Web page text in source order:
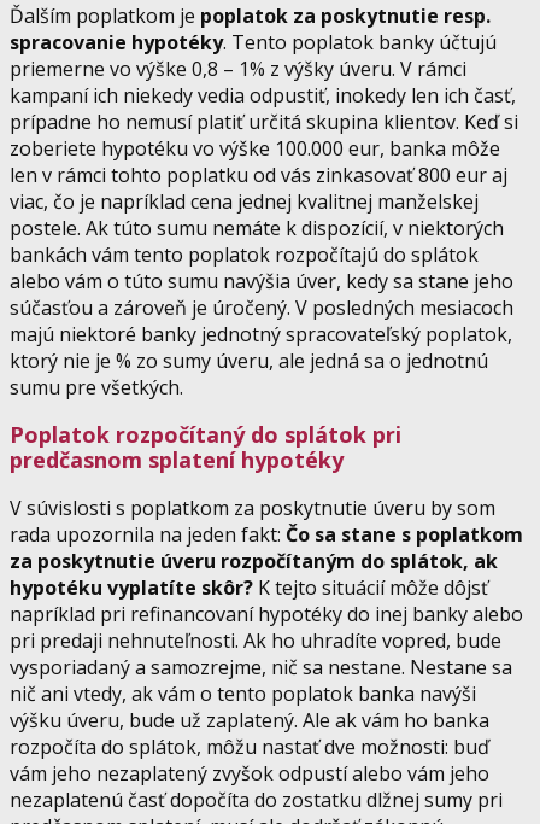
Ďalším poplatkom je poplatok za poskytnutie resp.
spracovanie hypotéky. Tento poplatok banky účtujú
priemerne vo výške 0,8 – 1% z výšky úveru. V rámci
kampaní ich niekedy vedia odpustiť, inokedy len ich časť,
prípadne ho nemusí platiť určitá skupina klientov. Keď si
zoberiete hypotéku vo výške 100.000 eur, banka môže
len v rámci tohto poplatku od vás zinkasovať 800 eur aj
viac, čo je napríklad cena jednej kvalitnej manželskej
postele. Ak túto sumu nemáte k dispozícií, v niektorých
bankách vám tento poplatok rozpočítajú do splátok
alebo vám o túto sumu navýšia úver, kedy sa stane jeho
súčasťou a zároveň je úročený. V posledných mesiacoch
majú niektoré banky jednotný spracovateľský poplatok,
ktorý nie je % zo sumy úveru, ale jedná sa o jednotnú
sumu pre všetkých.
Poplatok rozpočítaný do splátok pri
predčasnom splatení hypotéky
V súvislosti s poplatkom za poskytnutie úveru by som
rada upozornila na jeden fakt: Čo sa stane s poplatkom
za poskytnutie úveru rozpočítaným do splátok, ak
hypotéku vyplatíte skôr? K tejto situácií môže dôjsť
napríklad pri refinancovaní hypotéky do inej banky alebo
pri predaji nehnuteľnosti. Ak ho uhradíte vopred, bude
vysporiadaný a samozrejme, nič sa nestane. Nestane sa
nič ani vtedy, ak vám o tento poplatok banka navýši
výšku úveru, bude už zaplatený. Ale ak vám ho banka
rozpočíta do splátok, môžu nastať dve možnosti: buď
vám jeho nezaplatený zvyšok odpustí alebo vám jeho
nezaplatenú časť dopočíta do zostatku dlžnej sumy pri